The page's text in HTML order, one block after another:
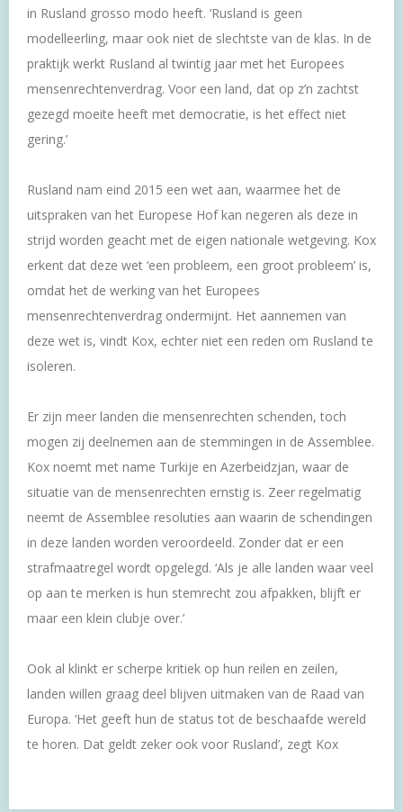
in Rusland grosso modo heeft. ‘Rusland is geen
modelleerling, maar ook niet de slechtste van de klas. In de
praktijk werkt Rusland al twintig jaar met het Europees
mensenrechtenverdrag. Voor een land, dat op z’n zachtst
gezegd moeite heeft met democratie, is het effect niet
gering.’
Rusland nam eind 2015 een wet aan, waarmee het de
uitspraken van het Europese Hof kan negeren als deze in
strijd worden geacht met de eigen nationale wetgeving. Kox
erkent dat deze wet ‘een probleem, een groot probleem’ is,
omdat het de werking van het Europees
mensenrechtenverdrag ondermijnt. Het aannemen van
deze wet is, vindt Kox, echter niet een reden om Rusland te
isoleren.
Er zijn meer landen die mensenrechten schenden, toch
mogen zij deelnemen aan de stemmingen in de Assemblee.
Kox noemt met name Turkije en Azerbeidzjan, waar de
situatie van de mensenrechten ernstig is. Zeer regelmatig
neemt de Assemblee resoluties aan waarin de schendingen
in deze landen worden veroordeeld. Zonder dat er een
strafmaatregel wordt opgelegd. ‘Als je alle landen waar veel
op aan te merken is hun stemrecht zou afpakken, blijft er
maar een klein clubje over.’
Ook al klinkt er scherpe kritiek op hun reilen en zeilen,
landen willen graag deel blijven uitmaken van de Raad van
Europa. ‘Het geeft hun de status tot de beschaafde wereld
te horen. Dat geldt zeker ook voor Rusland’, zegt Kox